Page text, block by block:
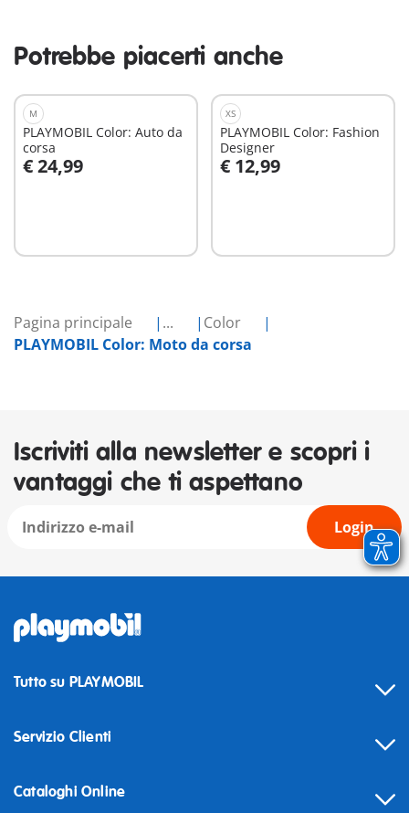
Pagina principale ...
Color
PLAYMOBIL Color: Moto da corsa
Potrebbe piacerti anche
M
PLAYMOBIL Color: Auto da
corsa
€ 24,99
Aggiungi al carrello
XS
PLAYMOBIL Color: Fashion
Designer
€ 12,99
Aggiungi al carrello
Iscriviti alla newsletter e scopri i
vantaggi che ti aspettano
Login
Tutto su PLAYMOBIL
Servizio Clienti
Cataloghi Online